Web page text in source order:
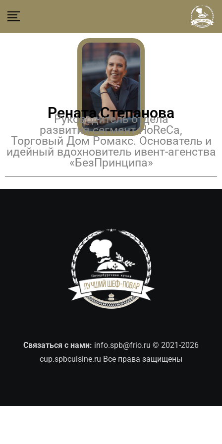
Рената Степанова
Руководитель отдела
развития сегмент HoReCa,
Торговый Дом Ромакс. Основатель и
идейный вдохновитель ивент-агенства
«БезПринципа»
Связаться с нами: info.spb@frio.ru © 2021-2026
cup.spbcuisine.ru Все права защищены